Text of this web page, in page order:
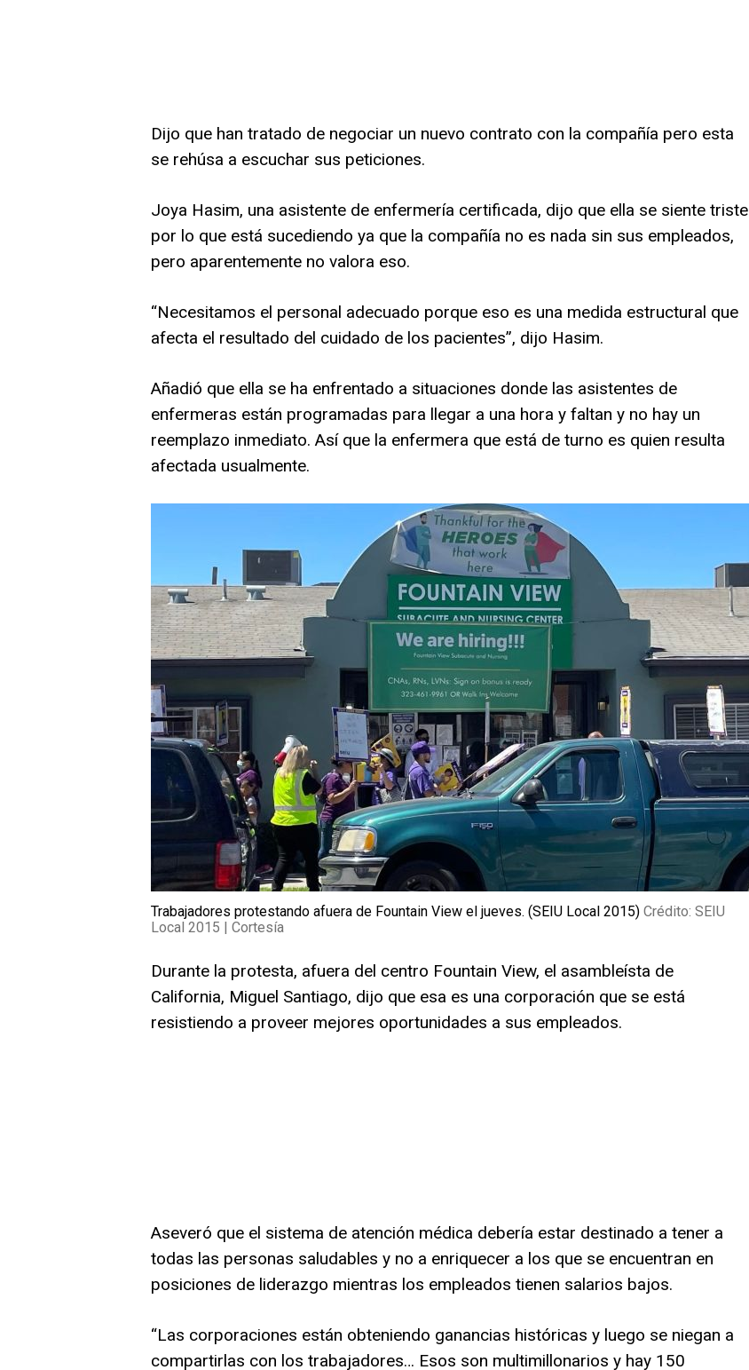
Dijo que han tratado de negociar un nuevo contrato con la compañía pero esta
se rehúsa a escuchar sus peticiones.
Joya Hasim, una asistente de enfermería certificada, dijo que ella se siente triste
por lo que está sucediendo ya que la compañía no es nada sin sus empleados,
pero aparentemente no valora eso.
“Necesitamos el personal adecuado porque eso es una medida estructural que
afecta el resultado del cuidado de los pacientes”, dijo Hasim.
Añadió que ella se ha enfrentado a situaciones donde las asistentes de
enfermeras están programadas para llegar a una hora y faltan y no hay un
reemplazo inmediato. Así que la enfermera que está de turno es quien resulta
afectada usualmente.
Trabajadores protestando afuera de Fountain View el jueves. (SEIU Local 2015) Crédito: SEIU
Local 2015 | Cortesía
Durante la protesta, afuera del centro Fountain View, el asambleísta de
California, Miguel Santiago, dijo que esa es una corporación que se está
resistiendo a proveer mejores oportunidades a sus empleados.
Aseveró que el sistema de atención médica debería estar destinado a tener a
todas las personas saludables y no a enriquecer a los que se encuentran en
posiciones de liderazgo mientras los empleados tienen salarios bajos.
“Las corporaciones están obteniendo ganancias históricas y luego se niegan a
compartirlas con los trabajadores… Esos son multimillonarios y hay 150